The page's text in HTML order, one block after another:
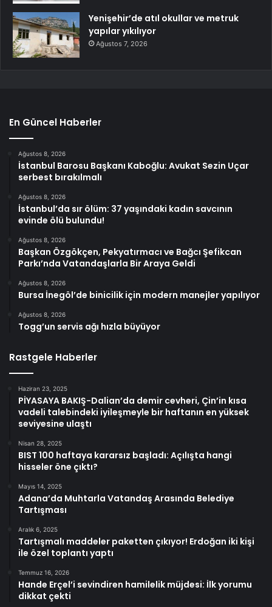
Yenişehir’de atıl okullar ve metruk
yapılar yıkılıyor
Ağustos 7, 2026
En Güncel Haberler
Ağustos 8, 2026
İstanbul Barosu Başkanı Kaboğlu: Avukat Sezin Uçar
serbest bırakılmalı
Ağustos 8, 2026
İstanbul’da sır ölüm: 37 yaşındaki kadın savcının
evinde ölü bulundu!
Ağustos 8, 2026
Başkan Özgökçen, Pekyatırmacı ve Bağcı Şefikcan
Parkı’nda Vatandaşlarla Bir Araya Geldi
Ağustos 8, 2026
Bursa İnegöl’de binicilik için modern manejler yapılıyor
Ağustos 8, 2026
Togg’un servis ağı hızla büyüyor
Rastgele Haberler
Haziran 23, 2025
PİYASAYA BAKIŞ-Dalian’da demir cevheri, Çin’in kısa
vadeli talebindeki iyileşmeyle bir haftanın en yüksek
seviyesine ulaştı
Nisan 28, 2025
BIST 100 haftaya kararsız başladı: Açılışta hangi
hisseler öne çıktı?
Mayıs 14, 2025
Adana’da Muhtarla Vatandaş Arasında Belediye
Tartışması
Aralık 6, 2025
Tartışmalı maddeler paketten çıkıyor! Erdoğan iki kişi
ile özel toplantı yaptı
Temmuz 16, 2026
Hande Erçel’i sevindiren hamilelik müjdesi: İlk yorumu
dikkat çekti